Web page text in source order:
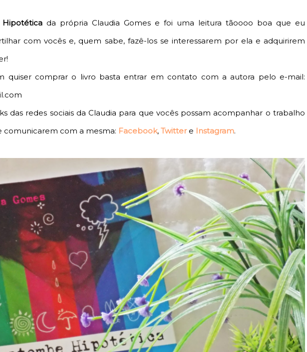
da própria Claudia Gomes e foi uma leitura tãoooo boa que eu
com vocês e, quem sabe, fazê-los se interessarem por ela e adquirirem
quiser comprar o livro basta entrar em contato com a autora pelo e-mail:
das redes sociais da Claudia para que vocês possam acompanhar o trabalho
comunicarem com a mesma: Facebook, Twittere Instagram.